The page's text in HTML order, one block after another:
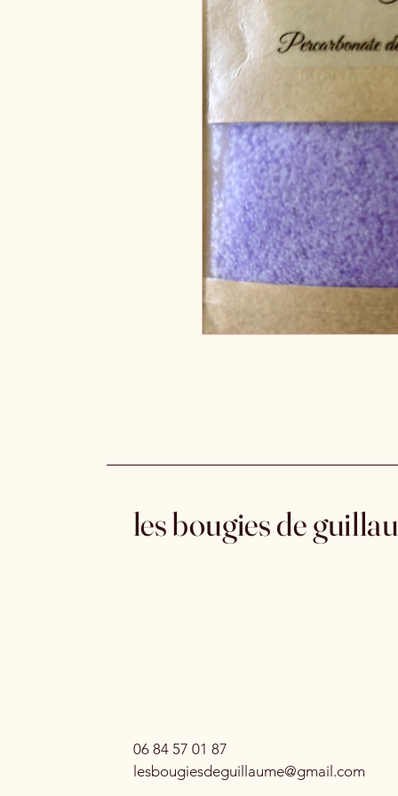
les bougies de
06 84 57 01 87
lesbougiesdeguillaume@gmail.com